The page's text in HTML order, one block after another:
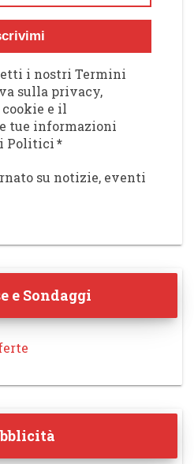
i nostri Termini
sulla privacy,
cookie e il
tue informazioni
Politici*
su notizie, eventi
e Sondaggi